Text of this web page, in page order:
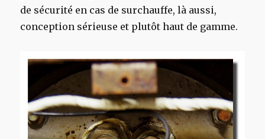
de sécurité en cas de surchauffe, là aussi,
conception sérieuse et plutôt haut de gamme.